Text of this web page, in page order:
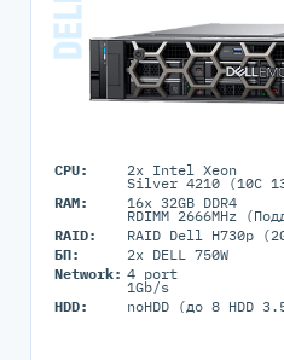
CPU: 2x Intel Xeon
Silver 4210 (10C
RAM:
16x 32GB DDR4
RAID:
RAID Dell H730p
БП:
2x DELL 750W
Network: 4 port
1Gb/s
HDD:
noHDD (до 8 HDD